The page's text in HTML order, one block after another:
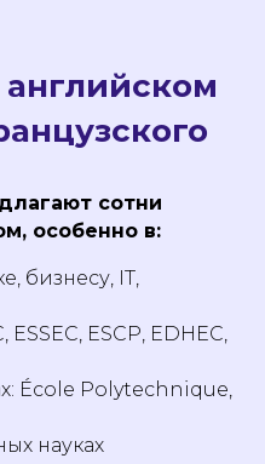
сотни
особенно в:
бизнесу, IT,
ESCP, EDHEC,
École Polytechnique,
науках